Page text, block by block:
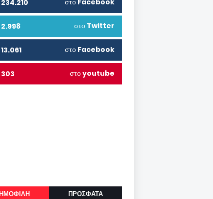
234.210 στο Facebook
2.998 στο Twitter
13.061 στο Facebook
303 στοyoutube
ΠΡΟΣΦΑΤΑ